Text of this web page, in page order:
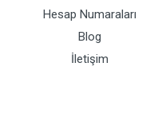
Hesap Numaraları
Blog
İletişim